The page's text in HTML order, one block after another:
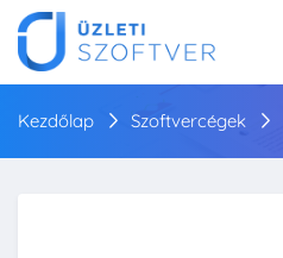
Kezdőlap Szoftvercégek